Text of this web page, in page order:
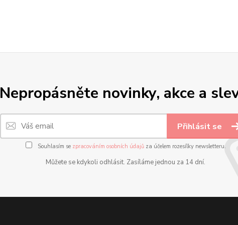
Nepropásněte novinky, akce a
Přihlásit se
Souhlasím se zpracováním osobních údajůza účelem rozesílky newsletteru.
Můžete se kdykoli odhlásit. Zasíláme jednou za 14 dní.